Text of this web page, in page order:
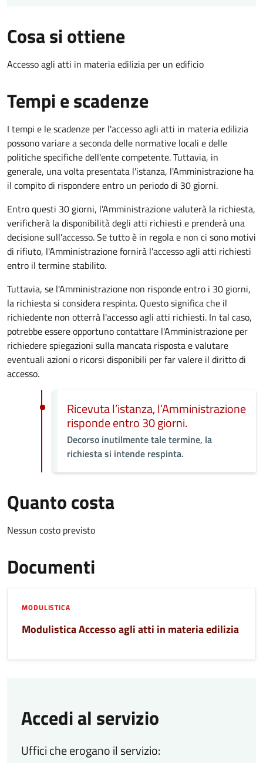
Cosa si ottiene
Accesso agli atti in materia edilizia per un edificio
Tempi e scadenze
I tempi e le scadenze per l'accesso agli atti in materia edilizia
possono variare a seconda delle normative locali e delle
politiche specifiche dell'ente competente. Tuttavia, in
generale, una volta presentata l'istanza, l'Amministrazione ha
il compito di rispondere entro un periodo di 30 giorni.
Entro questi 30 giorni, l'Amministrazione valuterà la richiesta,
verificherà la disponibilità degli atti richiesti e prenderà una
decisione sull'accesso. Se tutto è in regola e non ci sono motivi
di rifiuto, l'Amministrazione fornirà l'accesso agli atti richiesti
entro il termine stabilito.
Tuttavia, se l'Amministrazione non risponde entro i 30 giorni,
la richiesta si considera respinta. Questo significa che il
richiedente non otterrà l'accesso agli atti richiesti. In tal caso,
potrebbe essere opportuno contattare l'Amministrazione per
richiedere spiegazioni sulla mancata risposta e valutare
eventuali azioni o ricorsi disponibili per far valere il diritto di
accesso.
Ricevuta l’istanza, l’Amministrazione
risponde entro 30 giorni.
Decorso inutilmente tale termine, la
richiesta si intende respinta.
Quanto costa
Nessun costo previsto
Documenti
MODULISTICA
Modulistica Accesso agli atti in materia edilizia
Accedi al servizio
Uffici che erogano il servizio: